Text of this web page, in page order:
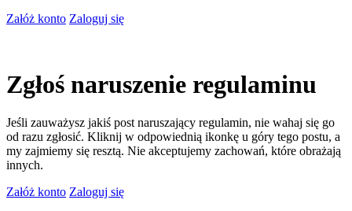
Załóż konto Zaloguj się
Zgłoś naruszenie regulaminu
Jeśli zauważysz jakiś post naruszający regulamin, nie wahaj się go
od razu zgłosić. Kliknij w odpowiednią ikonkę u góry tego postu, a
my zajmiemy się resztą. Nie akceptujemy zachowań, które obrażają
innych.
Załóż konto Zaloguj się